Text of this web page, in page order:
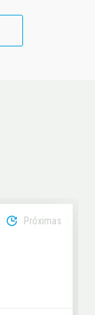
Próximas